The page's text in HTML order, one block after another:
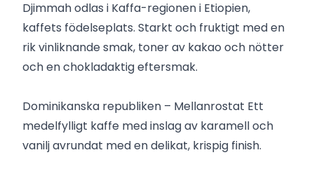
Djimmah odlas i Kaffa-regionen i Etiopien,
kaffets födelseplats. Starkt och fruktigt med en
rik vinliknande smak, toner av kakao och nötter
och en chokladaktig eftersmak.
Dominikanska republiken – Mellanrostat Ett
medelfylligt kaffe med inslag av karamell och
vanilj avrundat med en delikat, krispig finish.